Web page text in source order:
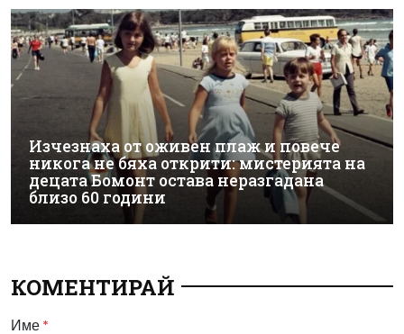
Изчезнаха от оживен плаж и повече
никога не бяха открити: мистерията на
децата Бомонт остава неразгадана
близо 60 години
КОМЕНТИРАЙ
Име *